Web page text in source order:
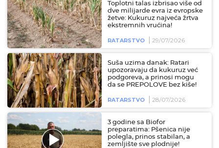
Toplotni talas izbrisao više od
dve milijarde evra iz evropske
žetve: Kukuruz najveća žrtva
ekstremnih vrućina!
RATARSTVO 29/07/2026
Suša uzima danak: Ratari
upozoravaju da kukuruz već
podgoreva, a prinosi mogu
da se PREPOLOVE bez kiše!
RATARSTVO 28/07/2026
3 godine sa Biofor
preparatima: Pšenica nije
polegla, prinos stabilan, a
zemljište sve plodnije!